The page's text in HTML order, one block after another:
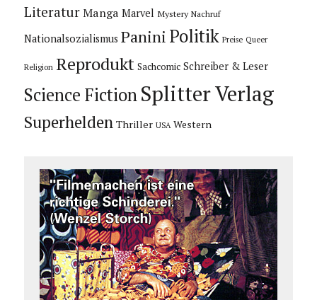
Literatur Manga Marvel Mystery Nachruf
Nationalsozialismus Panini Politik Preise Queer
Religion Reprodukt Sachcomic Schreiber & Leser
Science Fiction Splitter Verlag
Superhelden Thriller USA Western